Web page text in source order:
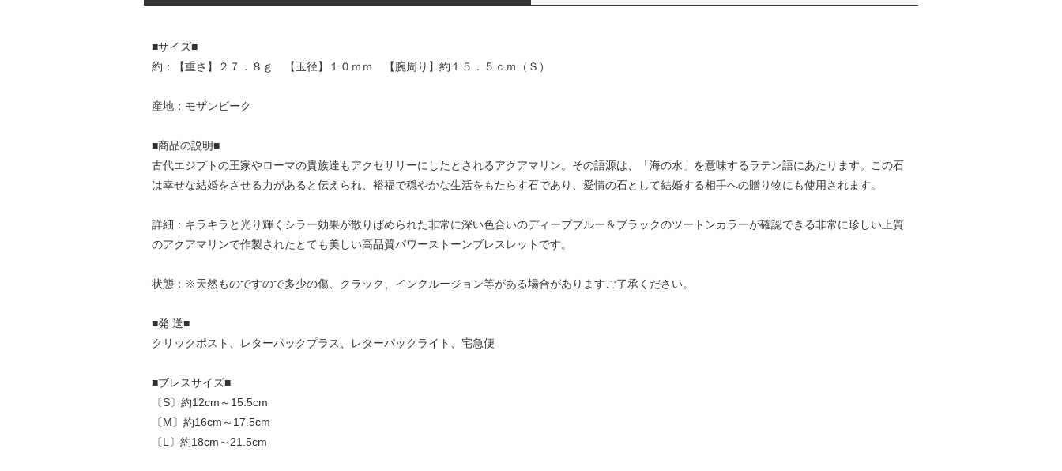
■サイズ■
約：【重さ】２７．８ｇ 【玉径】１０ｍｍ 【腕周り】約１５．５ｃｍ（Ｓ）
産地：モザンビーク
■商品の説明■
古代エジプトの王家やローマの貴族達もアクセサリーにしたとされるアクアマリン。その語源は、「海の水」を意味するラテン語にあたります。この石
は幸せな結婚をさせる力があると伝えられ、裕福で穏やかな生活をもたらす石であり、愛情の石として結婚する相手への贈り物にも使用されます。
詳細：キラキラと光り輝くシラー効果が散りばめられた非常に深い色合いのディープブルー＆ブラックのツートンカラーが確認できる非常に珍しい上質
のアクアマリンで作製されたとても美しい高品質パワーストーンブレスレットです。
状態：※天然ものですので多少の傷、クラック、インクルージョン等がある場合がありますご了承ください。
■発 送■
クリックポスト、レターパックプラス、レターパックライト、宅急便
■ブレスサイズ■
〔S〕約12cm～15.5cm
〔M〕約16cm～17.5cm
〔L〕約18cm～21.5cm